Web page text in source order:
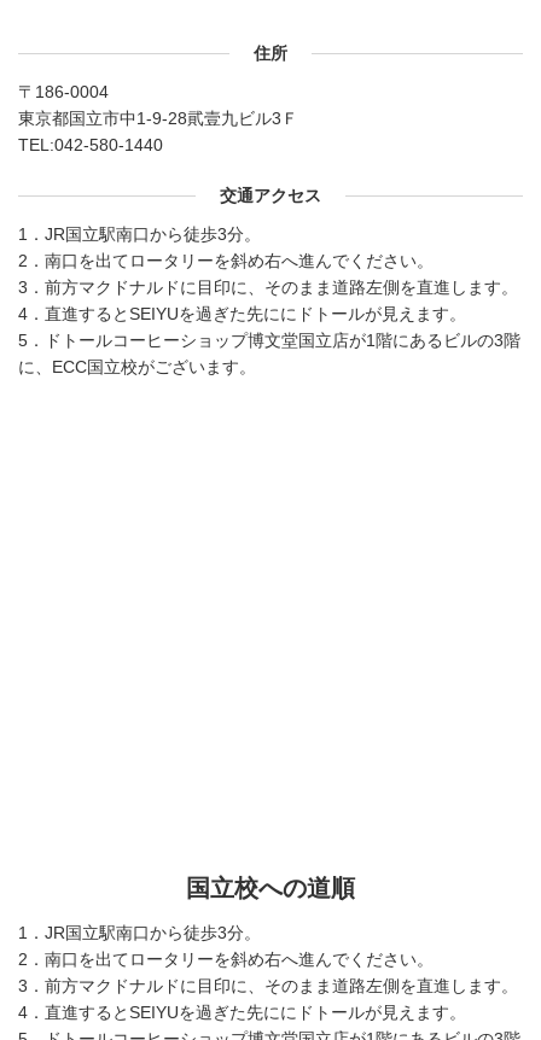
住所
〒186-0004
東京都国立市中1-9-28貮壹九ビル3Ｆ
TEL:042-580-1440
交通アクセス
1．JR国立駅南口から徒歩3分。
2．南口を出てロータリーを斜め右へ進んでください。
3．前方マクドナルドに目印に、そのまま道路左側を直進します。
4．直進するとSEIYUを過ぎた先ににドトールが見えます。
5．ドトールコーヒーショップ博文堂国立店が1階にあるビルの3階
に、ECC国立校がございます。
国立校への道順
1．JR国立駅南口から徒歩3分。
2．南口を出てロータリーを斜め右へ進んでください。
3．前方マクドナルドに目印に、そのまま道路左側を直進します。
4．直進するとSEIYUを過ぎた先ににドトールが見えます。